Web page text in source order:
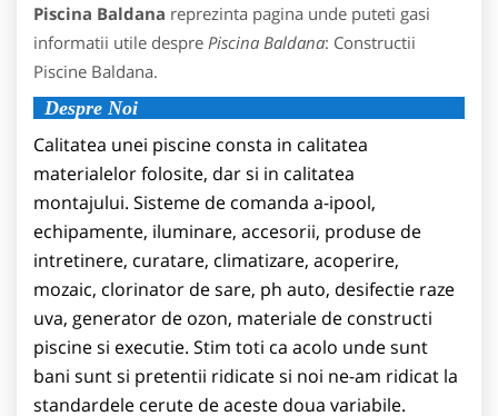
Piscina Baldana reprezinta pagina unde puteti gasi
informatii utile despre Piscina Baldana: Constructii
Piscine Baldana.
Despre Noi
Calitatea unei piscine consta in calitatea
materialelor folosite, dar si in calitatea
montajului. Sisteme de comanda a-ipool,
echipamente, iluminare, accesorii, produse de
intretinere, curatare, climatizare, acoperire,
mozaic, clorinator de sare, ph auto, desifectie raze
uva, generator de ozon, materiale de constructi
piscine si executie. Stim toti ca acolo unde sunt
bani sunt si pretentii ridicate si noi ne-am ridicat la
standardele cerute de aceste doua variabile.